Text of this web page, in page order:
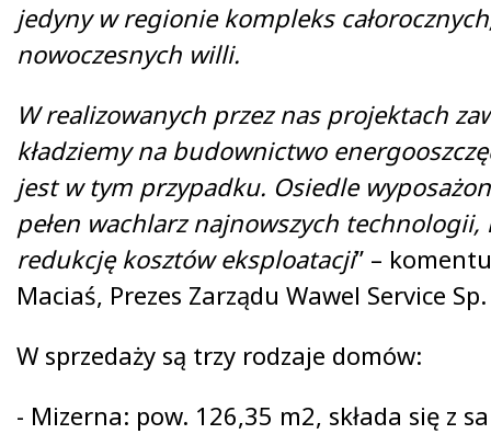
jedyny w regionie kompleks
nowoczesnych willi.
W realizowanych przez nas projektach
kładziemy na budownictwo
jest w tym przypadku. Osiedle
pełen wachlarz najnowszych
redukcję kosztów eksploatacji” –
Maciaś, Prezes Zarządu Wawel Service
W sprzedaży są trzy rodzaje domów:
- Mizerna: pow. 126,35 m2, składa się z